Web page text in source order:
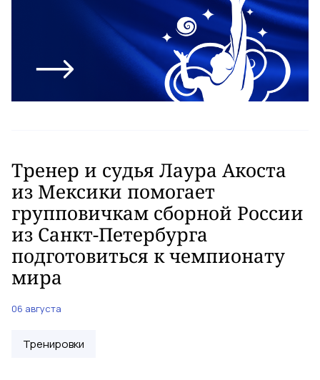
Тренер и судья Лаура Акоста
из Мексики помогает
групповичкам сборной России
из Санкт-Петербурга
подготовиться к чемпионату
мира
06 августа
Тренировки